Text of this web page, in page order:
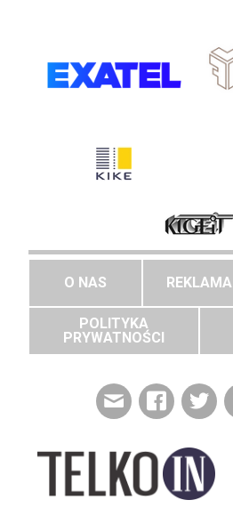
O NAS REKLAMA
POLITYKA
PRYWATNOŚCI